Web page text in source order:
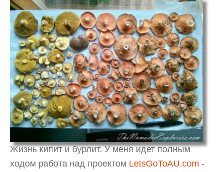
Жизнь кипит и бурлит. У меня идет полным
ходом работа над проектом LetsGoToAU.com -